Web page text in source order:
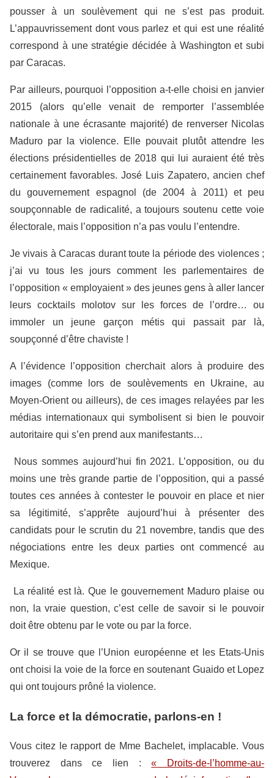
pousser à un soulèvement qui ne s’est pas produit.
L’appauvrissement dont vous parlez et qui est une réalité
correspond à une stratégie décidée à Washington et subi
par Caracas.
Par ailleurs, pourquoi l’opposition a-t-elle choisi en janvier
2015 (alors qu’elle venait de remporter l’assemblée
nationale à une écrasante majorité) de renverser Nicolas
Maduro par la violence. Elle pouvait plutôt attendre les
élections présidentielles de 2018 qui lui auraient été très
certainement favorables. José Luis Zapatero, ancien chef
du gouvernement espagnol (de 2004 à 2011) et peu
soupçonnable de radicalité, a toujours soutenu cette voie
électorale, mais l’opposition n’a pas voulu l’entendre.
Je vivais à Caracas durant toute la période des violences ;
j’ai vu tous les jours comment les parlementaires de
l’opposition « employaient » des jeunes gens à aller lancer
leurs cocktails molotov sur les forces de l’ordre… ou
immoler un jeune garçon métis qui passait par là,
soupçonné d’être chaviste !
A l’évidence l’opposition cherchait alors à produire des
images (comme lors de soulèvements en Ukraine, au
Moyen-Orient ou ailleurs), de ces images relayées par les
médias internationaux qui symbolisent si bien le pouvoir
autoritaire qui s’en prend aux manifestants…
Nous sommes aujourd’hui fin 2021. L’opposition, ou du
moins une très grande partie de l’opposition, qui a passé
toutes ces années à contester le pouvoir en place et nier
sa légitimité, s’apprête aujourd’hui à présenter des
candidats pour le scrutin du 21 novembre, tandis que des
négociations entre les deux parties ont commencé au
Mexique.
La réalité est là. Que le gouvernement Maduro plaise ou
non, la vraie question, c’est celle de savoir si le pouvoir
doit être obtenu par le vote ou par la force.
Or il se trouve que l’Union européenne et les Etats-Unis
ont choisi la voie de la force en soutenant Guaido et Lopez
qui ont toujours prôné la violence.
La force et la démocratie, parlons-en !
Vous citez le rapport de Mme Bachelet, implacable. Vous
trouverez dans ce lien :« Droits-de-l’homme-au-